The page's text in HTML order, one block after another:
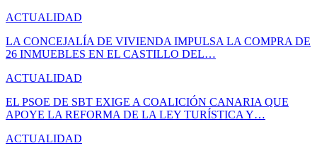
ACTUALIDAD
LA CONCEJALÍA DE VIVIENDA IMPULSA LA COMPRA DE
26 INMUEBLES EN EL CASTILLO DEL…
ACTUALIDAD
EL PSOE DE SBT EXIGE A COALICIÓN CANARIA QUE
APOYE LA REFORMA DE LA LEY TURÍSTICA Y…
ACTUALIDAD